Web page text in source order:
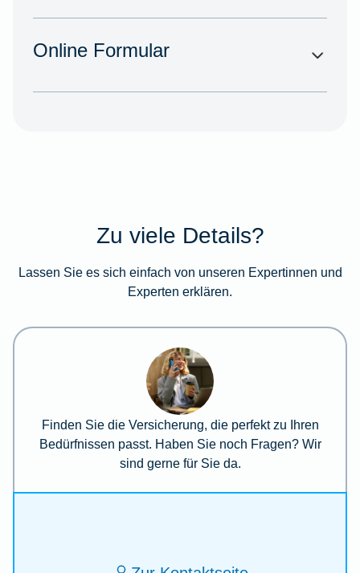
Online Formular
Zu viele Details?
Lassen Sie es sich einfach von unseren Expertinnen und
Experten erklären.
Finden Sie die Versicherung, die perfekt zu Ihren
Bedürfnissen passt. Haben Sie noch Fragen? Wir
sind gerne für Sie da.